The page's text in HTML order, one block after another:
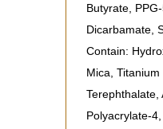
Butyrate,
Dicarbamate,
Contain:
Mica,
Terephthalate,
Polyacrylate-